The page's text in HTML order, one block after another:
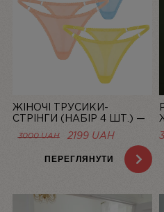
ЖІНОЧІ ТРУСИКИ-
СТРІНГИ (НАБІР 4 ШТ.) —
СІТКА “LA DOLCE VITA”
3000UAH
ОРИГІНАЛЬНА
3000 UAH.
2199 UAHПОТОЧНА
ЦІНА:
2199 UAH.
ПЕРЕГЛЯНУТИ